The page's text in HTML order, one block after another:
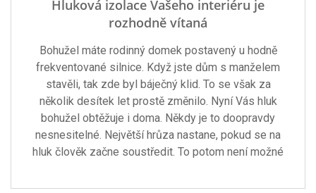
Hluková izolace Vašeho interiéru je
rozhodně vítaná
Bohužel máte rodinný domek postavený u hodně
frekventované silnice. Když jste dům s manželem
stavěli, tak zde byl báječný klid. To se však za
několik desítek let prostě změnilo. Nyní Vás hluk
bohužel obtěžuje i doma. Někdy je to doopravdy
nesnesitelné. Největší hrůza nastane, pokud se na
hluk člověk začne soustředit. To potom není možné